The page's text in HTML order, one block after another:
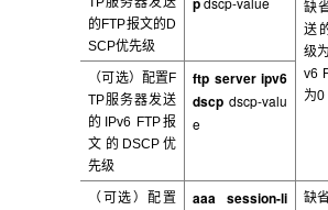
的FTP报文的D
SCP优先级
缺
送
级
v6
为0
（可选）配置F
TP服务器发送
的IPv6 FTP报
文的DSCP优
先级
ftp server ipv6
dscp dscp-valu
e
（可选）配置
aaa session-li
缺